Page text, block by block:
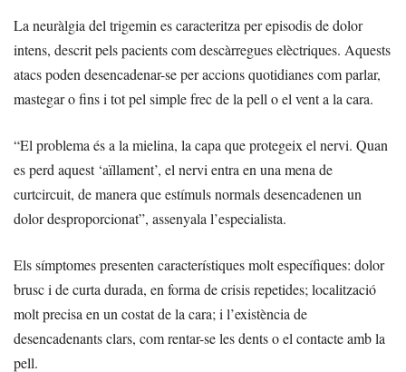
La neuràlgia del trigemin es caracteritza per episodis de dolor
intens, descrit pels pacients com descàrregues elèctriques. Aquests
atacs poden desencadenar-se per accions quotidianes com parlar,
mastegar o fins i tot pel simple frec de la pell o el vent a la cara.
“El problema és a la mielina, la capa que protegeix el nervi. Quan
es perd aquest ‘aïllament’, el nervi entra en una mena de
curtcircuit, de manera que estímuls normals desencadenen un
dolor desproporcionat”, assenyala l’especialista.
Els símptomes presenten característiques molt específiques: dolor
brusc i de curta durada, en forma de crisis repetides; localització
molt precisa en un costat de la cara; i l’existència de
desencadenants clars, com rentar-se les dents o el contacte amb la
pell.